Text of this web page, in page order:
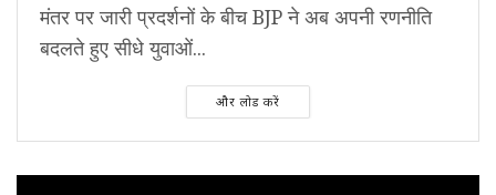
मंतर पर जारी प्रदर्शनों के बीच BJP ने अब अपनी रणनीति
बदलते हुए सीधे युवाओं...
और लोड करें